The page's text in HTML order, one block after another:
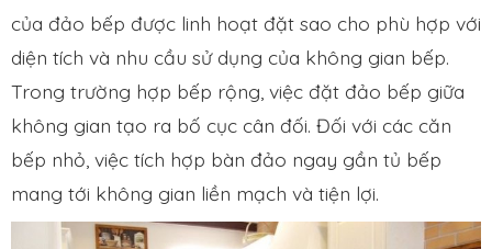
của đảo bếp được linh hoạt đặt sao cho phù hợp với
diện tích và nhu cầu sử dụng của không gian bếp.
Trong trường hợp bếp rộng, việc đặt đảo bếp giữa
không gian tạo ra bố cục cân đối. Đối với các căn
bếp nhỏ, việc tích hợp bàn đảo ngay gần tủ bếp
mang tới không gian liền mạch và tiện lợi.